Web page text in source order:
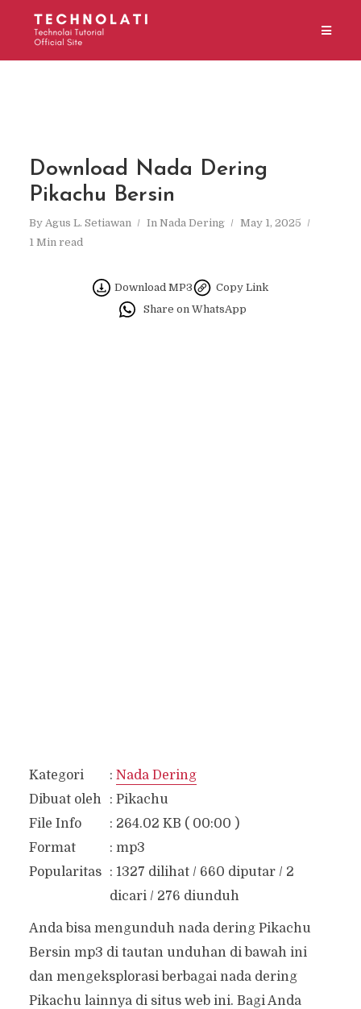
Download Nada Dering
Pikachu Bersin
By Agus L. Setiawan In Nada Dering
May 1, 2025
1 Min read
Download MP3
Copy Link
Share on WhatsApp
Kategori : Nada Dering
Dibuat oleh
: Pikachu
File Info
: 264.02 KB ( 00:00 )
Format
: mp3
Popularitas
: 1327 dilihat / 660 diputar / 2
dicari / 276 diunduh
Anda bisa mengunduh nada dering Pikachu
Bersin mp3 di tautan unduhan di bawah ini
dan mengeksplorasi berbagai nada dering
Pikachu lainnya di situs web ini. Bagi Anda